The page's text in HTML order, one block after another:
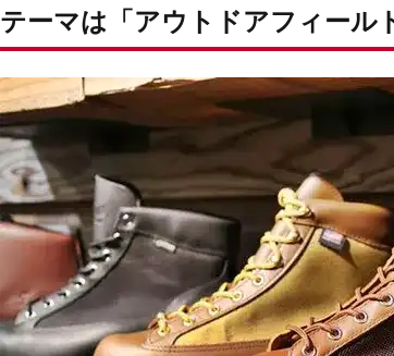
テーマは「アウトドアフィール